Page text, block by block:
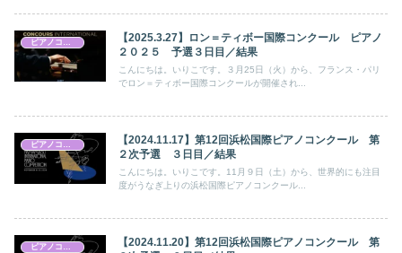
ピアノコンクール
【2025.3.27】ロン＝ティボー国際コンクール ピアノ
２０２５ 予選３日目／結果
こんにちは。いりこです。３月25日（火）から、フランス・パリ
でロン＝ティボー国際コンクールが開催され...
ピアノコンクール
【2024.11.17】第12回浜松国際ピアノコンクール 第
２次予選 ３日目／結果
こんにちは。いりこです。11月９日（土）から、世界的にも注目
度がうなぎ上りの浜松国際ピアノコンクール...
ピアノコンクール
【2024.11.20】第12回浜松国際ピアノコンクール 第